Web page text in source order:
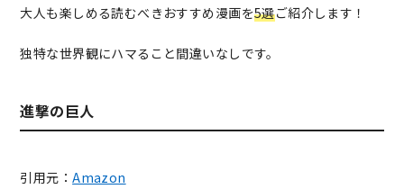
大人も楽しめる読むべきおすすめ漫画を5選ご紹介します！
独特な世界観にハマること間違いなしです。
進撃の巨人
引用元：Amazon